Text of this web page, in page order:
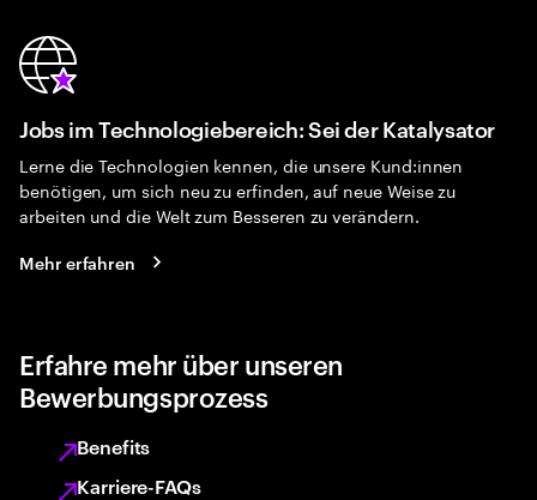
Jobs im Technologiebereich: Sei der Katalysator
Lerne die Technologien kennen, die unsere Kund:innen
benötigen, um sich neu zu erfinden, auf neue Weise zu
arbeiten und die Welt zum Besseren zu verändern.
Mehr erfahren
Erfahre mehr über unseren
Bewerbungsprozess
Benefits
Karriere-FAQs